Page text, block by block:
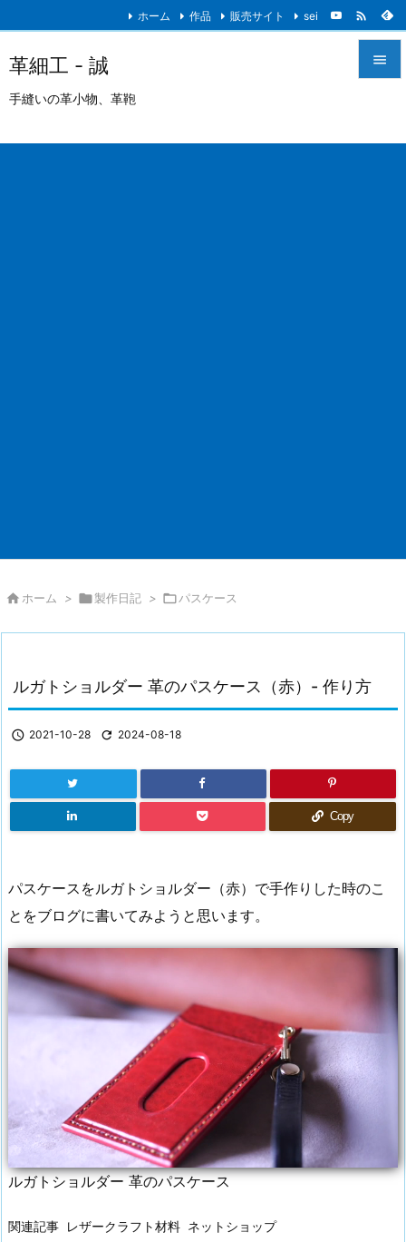
革細工 - 誠
手縫いの革小物、革鞄


ホーム 作品 販売サイト sei 
 ホーム > 製作日記 > パスケース
ルガトショルダー 革のパスケース（赤）- 作り方
 2021-10-28  2024-08-18
Copy
パスケースをルガトショルダー（赤）で手作りした時のこ
とをブログに書いてみようと思います。
ルガトショルダー 革のパスケース